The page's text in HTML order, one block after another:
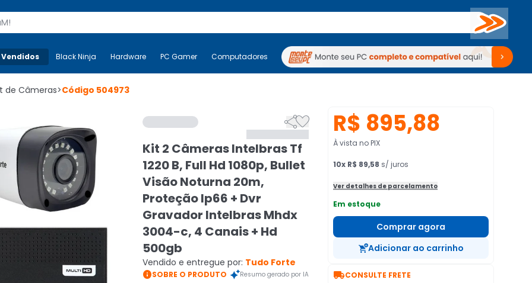
Buscar
Mais-v- Black Ninja Hardware PC Gamer Computadores Periféricos TV Venda no KaBuM!
Black Ninja Hardware PC Gamer Computadores Periféricos TV Venda no KaBuM!
de Câmeras>Código 504973

Kit 2 Câmeras Intelbras Tf
1220 B, Full Hd 1080p, Bullet
Visão Noturna 20m,
Proteção Ip66 + Dvr
Gravador Intelbras Mhdx
3004-c, 4 Canais + Hd
500gb
Vendido e entregue por: Tudo Forte
SOBRE O PRODUTO Resumo gerado por IA
R$ 895,88
À vista no PIX
10x R$ 89,58 s/ juros
Ver detalhes de parcelamento
Em estoque
Comprar agora
Adicionar ao carrinho
CONSULTE FRETE